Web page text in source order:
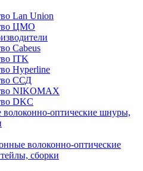
Lan Union
ЦМО
Cabeus
ITK
Hyperline
ССД
NIKOMAX
DKC
оптические шнуры,
волоконно-оптические
сборки